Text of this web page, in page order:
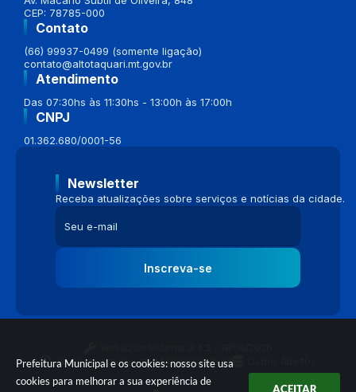
Prefeitura Municipal e os cookies: nosso site usa
cookies para melhorar a sua experiência de
ACEITAR
CEP: 78785-000
Contato
(66) 99937-0499 (somente ligação)
contato@altotaquari.mt.gov.br
Atendimento
Das 07:30hs às 11:30hs - 13:00h às 17:00h
CNPJ
01.362.680/0001-56
Newsletter
Receba atualizações sobre serviços e notícias da cidade.
Inscreva-se
Portal atualizado em:04/08/2026 16:58